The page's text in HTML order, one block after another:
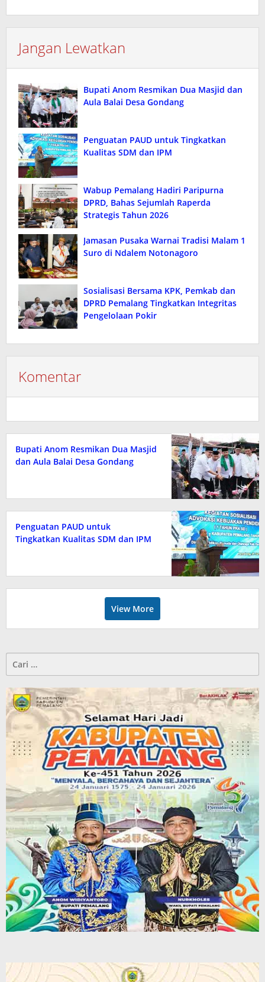
Jangan Lewatkan
Bupati Anom Resmikan Dua Masjid dan
Aula Balai Desa Gondang
Penguatan PAUD untuk Tingkatkan
Kualitas SDM dan IPM
Wabup Pemalang Hadiri Paripurna
DPRD, Bahas Sejumlah Raperda
Strategis Tahun 2026
Jamasan Pusaka Warnai Tradisi Malam 1
Suro di Ndalem Notonagoro
Sosialisasi Bersama KPK, Pemkab dan
DPRD Pemalang Tingkatkan Integritas
Pengelolaan Pokir
Komentar
Bupati Anom Resmikan Dua Masjid
dan Aula Balai Desa Gondang
Penguatan PAUD untuk
Tingkatkan Kualitas SDM dan IPM
View More
untuk: